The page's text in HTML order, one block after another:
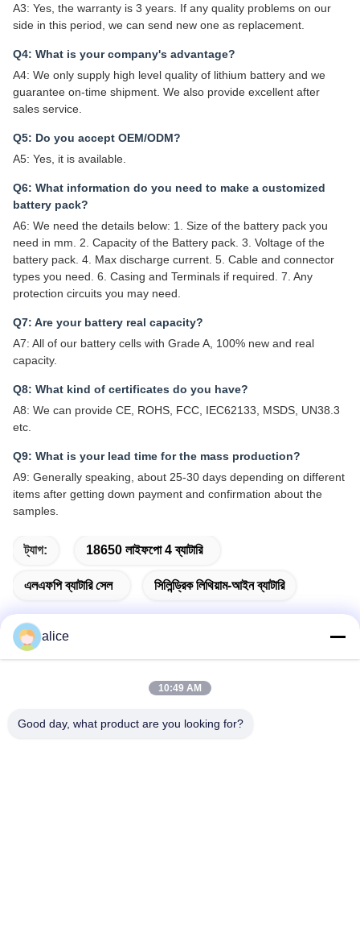
A3: Yes, the warranty is 3 years. If any quality problems on our
side in this period, we can send new one as replacement.
Q4: What is your company's advantage?
A4: We only supply high level quality of lithium battery and we
guarantee on-time shipment. We also provide excellent after
sales service.
Q5: Do you accept OEM/ODM?
A5: Yes, it is available.
Q6: What information do you need to make a customized
battery pack?
A6: We need the details below: 1. Size of the battery pack you
need in mm. 2. Capacity of the Battery pack. 3. Voltage of the
battery pack. 4. Max discharge current. 5. Cable and connector
types you need. 6. Casing and Terminals if required. 7. Any
protection circuits you may need.
Q7: Are your battery real capacity?
A7: All of our battery cells with Grade A, 100% new and real
capacity.
Q8: What kind of certificates do you have?
A8: We can provide CE, ROHS, FCC, IEC62133, MSDS, UN38.3
etc.
Q9: What is your lead time for the mass production?
A9: Generally speaking, about 25-30 days depending on different
items after getting down payment and confirmation about the
samples.
ট্যাগ: 18650 লাইফপো 4 ব্যাটারি
এলএফপি ব্যাটারি সেল সিলিন্ড্রিক লিথিয়াম-আইন ব্যাটারি
ঠিকানা
alice
10:49 AM
Good day, what product are you looking for?